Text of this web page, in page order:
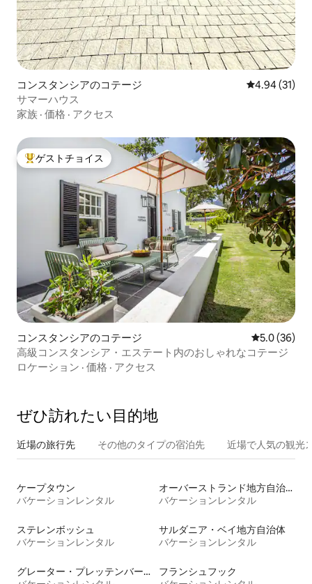
コンスタンシアのコテージ レビュー31
4.94 (31)
サマーハウス
家族 · 価格 · アクセス
大好評のゲストチョイスです。
ゲストチョイス
コンスタンシアのコテージ レビュー36
5.0 (36)
高級コンスタンシア・エステート内のおしゃれなコテージ
ロケーション · 価格 · アクセス
ぜひ訪⁠れ⁠た⁠い目⁠的⁠地
近場の旅行先 その他のタ⁠イ⁠プ⁠の宿⁠泊⁠先 近場で人気の観光
ケープタウン
バケーションレンタル
オーバーストランド地方自治体
バケーションレンタル
ステレンボッシュ
バケーションレンタル
サルダニア・ベイ地方自治体
バケーションレンタル
グレーター・プレッテンバーグ・ベイ
フランシュフック